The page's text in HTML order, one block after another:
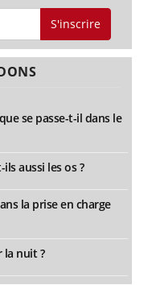
S'inscrire
se passe-t-il dans le
aussi les os ?
la prise en charge
la nuit ?